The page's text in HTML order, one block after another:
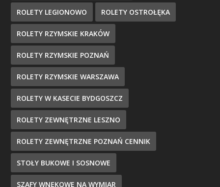
ROLETY LEGIONOWO ROLETY OSTROŁĘKA
ROLETY RZYMSKIE KRAKÓW
ROLETY RZYMSKIE POZNAŃ
ROLETY RZYMSKIE WARSZAWA
ROLETY W KASECIE BYDGOSZCZ
ROLETY ZEWNĘTRZNE LESZNO
ROLETY ZEWNĘTRZNE POZNAŃ CENNIK
STOŁY BUKOWE I SOSNOWE
SZAFY WNĘKOWE NA WYMIAR